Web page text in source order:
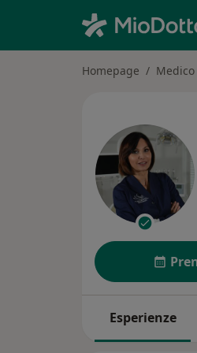
Homepage
Esperienze